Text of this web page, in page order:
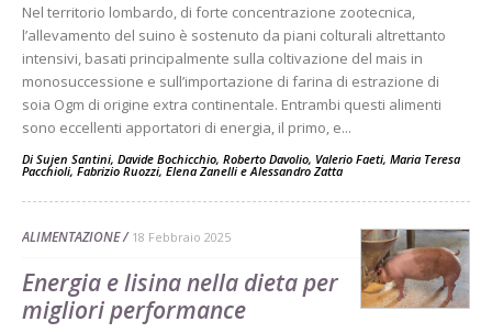
Nel territorio lombardo, di forte concentrazione zootecnica,
l’allevamento del suino è sostenuto da piani colturali altrettanto
intensivi, basati principalmente sulla coltivazione del mais in
monosuccessione e sull’importazione di farina di estrazione di
soia Ogm di origine extra continentale. Entrambi questi alimenti
sono eccellenti apportatori di energia, il primo, e...
Di Sujen Santini, Davide Bochicchio, Roberto Davolio, Valerio Faeti, Maria Teresa
Pacchioli, Fabrizio Ruozzi, Elena Zanelli e Alessandro Zatta
ALIMENTAZIONE 18 Febbraio 2025
Energia e lisina nella dieta per
migliori performance